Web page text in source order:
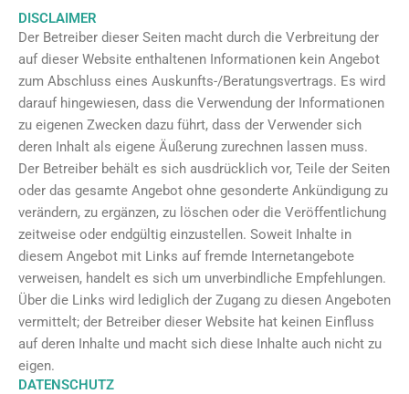
DISCLAIMER
Der Betreiber dieser Seiten macht durch die Verbreitung der
auf dieser Website enthaltenen Informationen kein Angebot
zum Abschluss eines Auskunfts-/Beratungsvertrags. Es wird
darauf hingewiesen, dass die Verwendung der Informationen
zu eigenen Zwecken dazu führt, dass der Verwender sich
deren Inhalt als eigene Äußerung zurechnen lassen muss.
Der Betreiber behält es sich ausdrücklich vor, Teile der Seiten
oder das gesamte Angebot ohne gesonderte Ankündigung zu
verändern, zu ergänzen, zu löschen oder die Veröffentlichung
zeitweise oder endgültig einzustellen. Soweit Inhalte in
diesem Angebot mit Links auf fremde Internetangebote
verweisen, handelt es sich um unverbindliche Empfehlungen.
Über die Links wird lediglich der Zugang zu diesen Angeboten
vermittelt; der Betreiber dieser Website hat keinen Einfluss
auf deren Inhalte und macht sich diese Inhalte auch nicht zu
eigen.
DATENSCHUTZ